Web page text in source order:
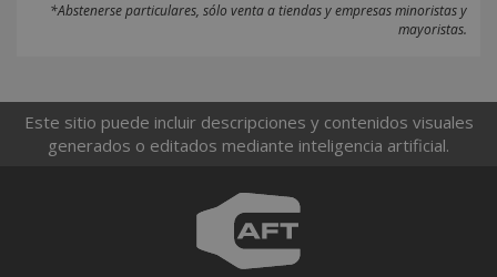
*Abstenerse particulares, sólo venta a tiendas y empresas minoristas y
mayoristas.
Este sitio puede incluir descripciones y contenidos visuales
generados o editados mediante inteligencia artificial.